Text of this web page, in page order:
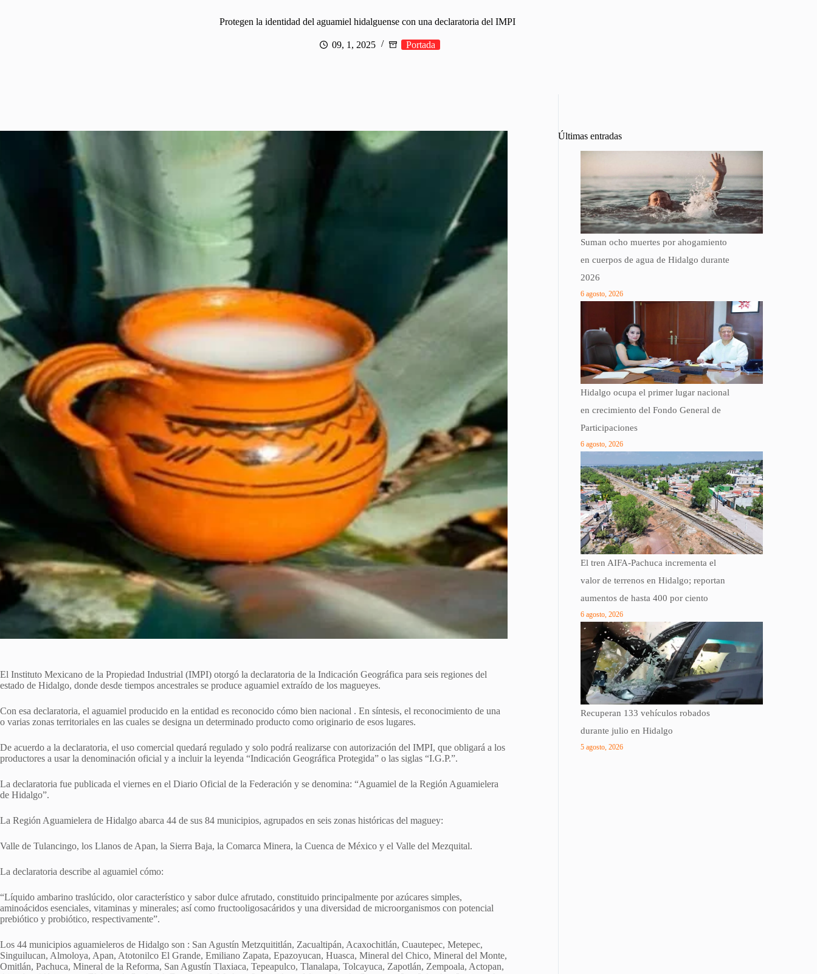
Protegen la identidad del aguamiel hidalguense con una declaratoria del IMPI
09, 1, 2025 Portada
El Instituto Mexicano de la Propiedad Industrial (IMPI) otorgó la declaratoria de la Indicación Geográfica para seis regiones del
estado de Hidalgo, donde desde tiempos ancestrales se produce aguamiel extraído de los magueyes.
Con esa declaratoria, el aguamiel producido en la entidad es reconocido cómo bien nacional . En síntesis, el reconocimiento de una
o varias zonas territoriales en las cuales se designa un determinado producto como originario de esos lugares.
De acuerdo a la declaratoria, el uso comercial quedará regulado y solo podrá realizarse con autorización del IMPI, que obligará a los
productores a usar la denominación oficial y a incluir la leyenda “Indicación Geográfica Protegida” o las siglas “I.G.P.”.
La declaratoria fue publicada el viernes en el Diario Oficial de la Federación y se denomina: “Aguamiel de la Región Aguamielera
de Hidalgo”.
La Región Aguamielera de Hidalgo abarca 44 de sus 84 municipios, agrupados en seis zonas históricas del maguey:
Valle de Tulancingo, los Llanos de Apan, la Sierra Baja, la Comarca Minera, la Cuenca de México y el Valle del Mezquital.
La declaratoria describe al aguamiel cómo:
“Líquido ambarino traslúcido, olor característico y sabor dulce afrutado, constituido principalmente por azúcares simples,
aminoácidos esenciales, vitaminas y minerales; así como fructooligosacáridos y una diversidad de microorganismos con potencial
prebiótico y probiótico, respectivamente”.
Los 44 municipios aguamieleros de Hidalgo son : San Agustín Metzquititlán, Zacualtipán, Acaxochitlán, Cuautepec, Metepec,
Singuilucan, Almoloya, Apan, Atotonilco El Grande, Emiliano Zapata, Epazoyucan, Huasca, Mineral del Chico, Mineral del Monte,
Omitlán, Pachuca, Mineral de la Reforma, San Agustín Tlaxiaca, Tepeapulco, Tlanalapa, Tolcayuca, Zapotlán, Zempoala, Actopan,
Últimas entradas
Suman ocho muertes por ahogamiento
en cuerpos de agua de Hidalgo durante
2026
6 agosto, 2026
Hidalgo ocupa el primer lugar nacional
en crecimiento del Fondo General de
Participaciones
6 agosto, 2026
El tren AIFA-Pachuca incrementa el
valor de terrenos en Hidalgo; reportan
aumentos de hasta 400 por ciento
6 agosto, 2026
Recuperan 133 vehículos robados
durante julio en Hidalgo
5 agosto, 2026